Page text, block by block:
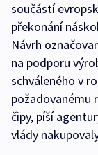
součástí
překonání
Návrh
na podporu
schváleného v
požadovanému
čipy, píší
vlády